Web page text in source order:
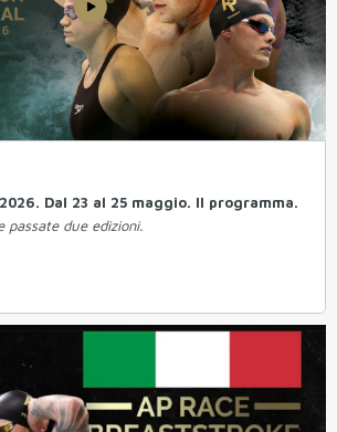
Dal 23 al 25 maggio. Il programma.
passate due edizioni.